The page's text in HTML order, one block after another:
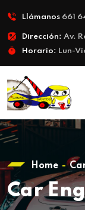
Llámanos 661
Dirección: Av.
Horario: Lun-
Home
Car